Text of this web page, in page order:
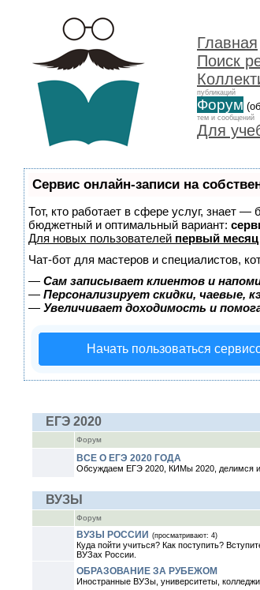
Главная
Поиск
публикаций
Форум
тем и сообщений
Для
Сервис онлайн-записи на
Тот, кто работает в сфере услуг, знает
бюджетный и оптимальный вариант:
Для новых пользователей первый месяц
Чат-бот для мастеров и специалистов,
— Сам записывает клиентов и
— Персонализирует скидки, чаевые,
— Увеличивает доходимость и
Начать пользоваться
ЕГЭ 2020
Форум
ВСЕ О ЕГЭ 2020 ГОДА
Обсуждаем ЕГЭ 2020, КИМы 2020, делимся
ВУЗЫ
Форум
ВУЗЫ РОССИИ (просматривают: 4)
Куда пойти учиться? Как поступить?
ВУЗах России.
ОБРАЗОВАНИЕ ЗА РУБЕЖОМ
Иностранные ВУЗы, университеты,